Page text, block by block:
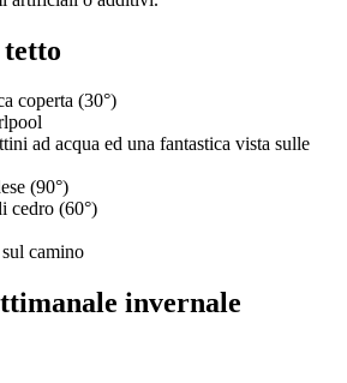
tetto
coperta (30°)
ad acqua ed una fantastica vista sulle
(90°)
cedro (60°)
camino
invernale